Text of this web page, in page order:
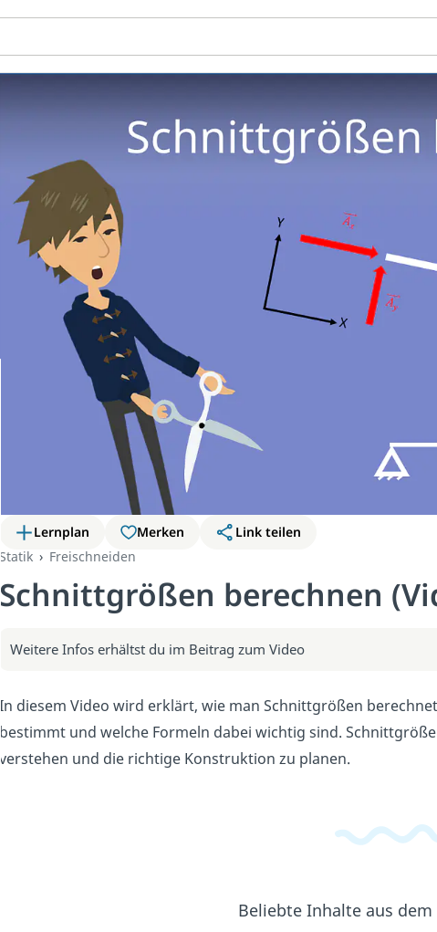
Lernplan Merken
Link teilen
Statik
Freischneiden
Schnittgrößen berechnen
Weitere Infos erhältst du im Beitrag zum Video
In diesem Video wird erklärt, wie man Schnittgrößen
bestimmt und welche Formeln dabei wichtig sind.
verstehen und die richtige Konstruktion zu planen.
Beliebte Inhalte aus dem